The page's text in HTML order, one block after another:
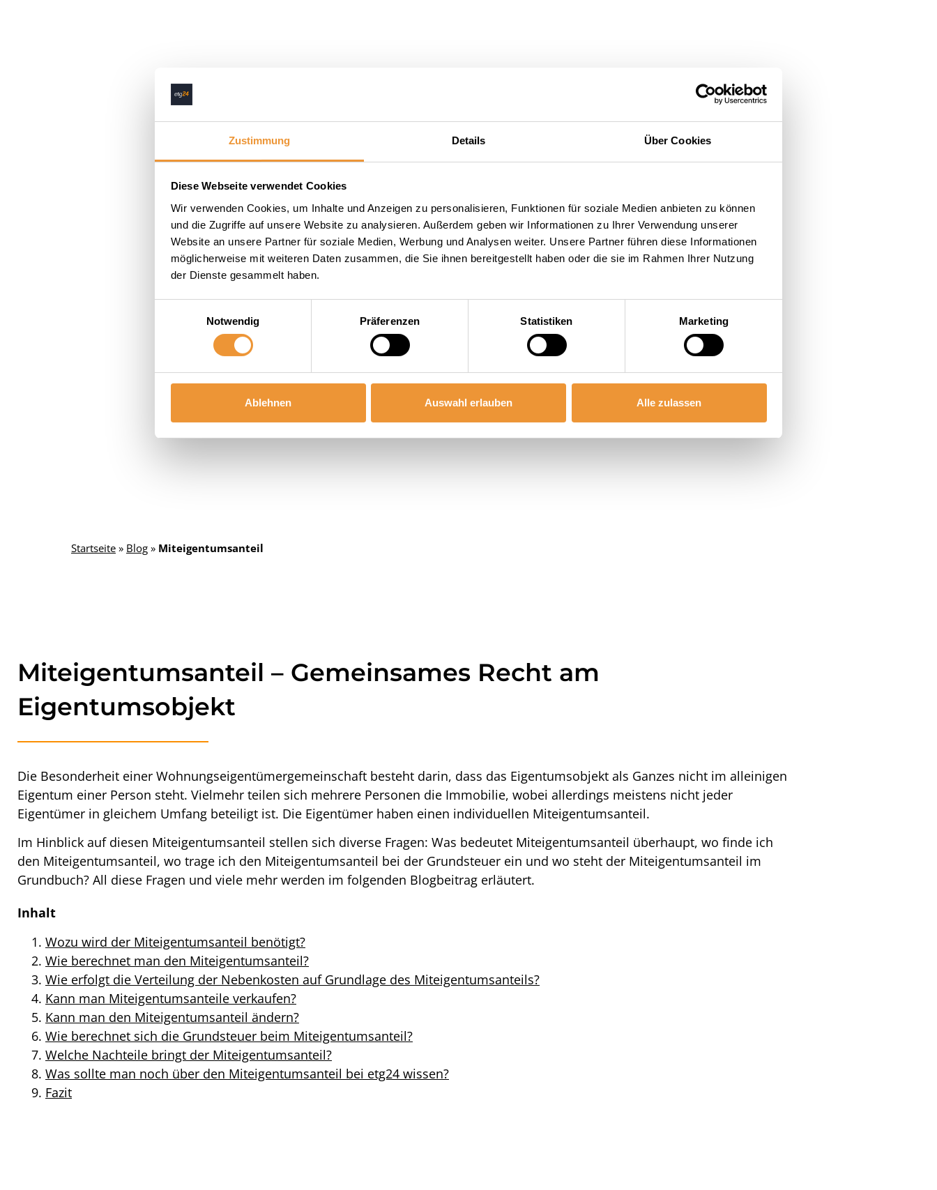
Zustimmung Details Über Cookies
Diese Webseite verwendet Cookies
Wir verwenden Cookies, um Inhalte und Anzeigen zu personalisieren, Funktionen für soziale Medien anbieten zu können
und die Zugriffe auf unsere Website zu analysieren. Außerdem geben wir Informationen zu Ihrer Verwendung unserer
Website an unsere Partner für soziale Medien, Werbung und Analysen weiter. Unsere Partner führen diese Informationen
möglicherweise mit weiteren Daten zusammen, die Sie ihnen bereitgestellt haben oder die sie im Rahmen Ihrer Nutzung
der Dienste gesammelt haben.
Notwendig
Präferenzen Statistiken Marketing
Ablehnen Auswahl erlauben Alle zulassen
Startseite » Blog » Miteigentumsanteil
Miteigentumsanteil – Gemeinsames Recht am
Eigentumsobjekt
Die Besonderheit einer Wohnungseigentümergemeinschaft besteht darin, dass das Eigentumsobjekt als Ganzes nicht im alleinigen
Eigentum einer Person steht. Vielmehr teilen sich mehrere Personen die Immobilie, wobei allerdings meistens nicht jeder
Eigentümer in gleichem Umfang beteiligt ist. Die Eigentümer haben einen individuellen Miteigentumsanteil.
Im Hinblick auf diesen Miteigentumsanteil stellen sich diverse Fragen: Was bedeutet Miteigentumsanteil überhaupt, wo finde ich
den Miteigentumsanteil, wo trage ich den Miteigentumsanteil bei der Grundsteuer ein und wo steht der Miteigentumsanteil im
Grundbuch? All diese Fragen und viele mehr werden im folgenden Blogbeitrag erläutert.
Inhalt
Wozu wird der Miteigentumsanteil benötigt?
Wie berechnet man den Miteigentumsanteil?
Wie erfolgt die Verteilung der Nebenkosten auf Grundlage des Miteigentumsanteils?
Kann man Miteigentumsanteile verkaufen?
Kann man den Miteigentumsanteil ändern?
Wie berechnet sich die Grundsteuer beim Miteigentumsanteil?
Welche Nachteile bringt der Miteigentumsanteil?
Was sollte man noch über den Miteigentumsanteil bei etg24 wissen?
Fazit